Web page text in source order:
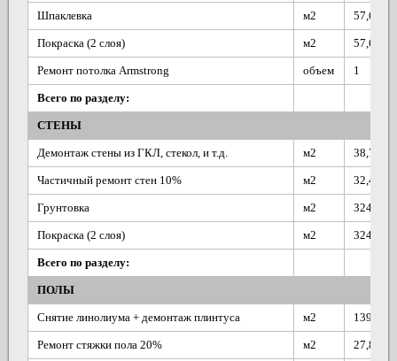
Шпаклевка м2 57,6
Покраска (2 слоя) м2 57,6
Ремонт потолка Armstrong объем 1
Всего по разделу:
СТЕНЫ
Демонтаж стены из ГКЛ, стекол, и т.д. м2 38,7
Частичный ремонт стен 10% м2 32,4
Грунтовка м2 324,1
Покраска (2 слоя) м2 324,1
Всего по разделу:
ПОЛЫ
Снятие линолиума + демонтаж плинтуса м2 139,7
Ремонт стяжки пола 20% м2 27,8